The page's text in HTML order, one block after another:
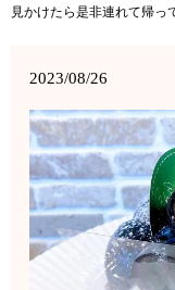
見かけたら是非連れて帰っ
2023/08/26